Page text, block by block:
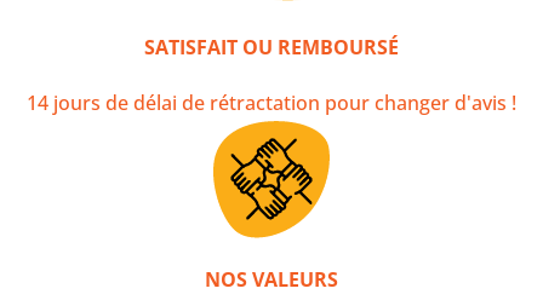
SATISFAIT OU REMBOURSÉ
14 jours de délai de rétractation pour changer d'avis !
NOS VALEURS